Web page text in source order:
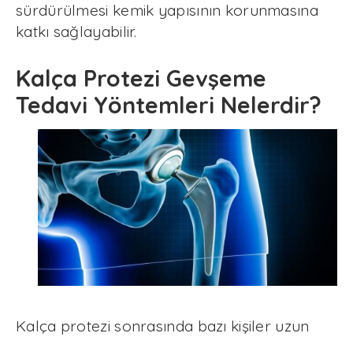
sürdürülmesi kemik yapısının korunmasına
katkı sağlayabilir.
Kalça Protezi Gevşeme
Tedavi Yöntemleri Nelerdir?
Kalça protezi sonrasında bazı kişiler uzun